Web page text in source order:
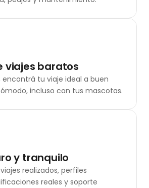
viajes baratos
encontrá tu viaje ideal a buen
incluso con tus mascotas.
y tranquilo
realizados, perfiles
reales y soporte